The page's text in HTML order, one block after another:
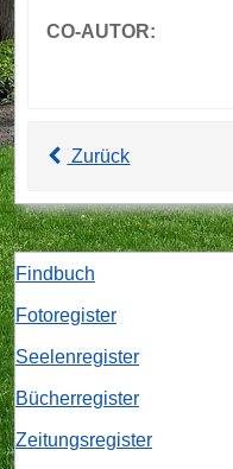
CO-AUTOR:
Zurück
Findbuch
Fotoregister
Seelenregister
Bücherregister
Zeitungsregister